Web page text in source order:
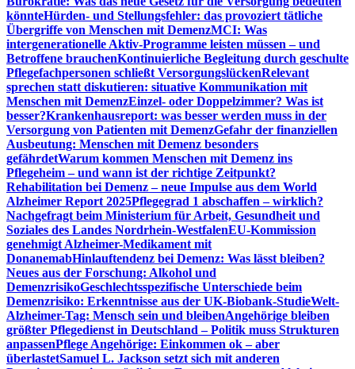
könnteHürden- und Stellungsfehler: das provoziert tätliche
Übergriffe von Menschen mit DemenzMCI: Was
intergenerationelle Aktiv-Programme leisten müssen – und
Betroffene brauchenKontinuierliche Begleitung durch geschulte
Pflegefachpersonen schließt VersorgungslückenRelevant
sprechen statt diskutieren: situative Kommunikation mit
Menschen mit DemenzEinzel- oder Doppelzimmer? Was ist
besser?Krankenhausreport: was besser werden muss in der
Versorgung von Patienten mit DemenzGefahr der finanziellen
Ausbeutung: Menschen mit Demenz besonders
gefährdetWarum kommen Menschen mit Demenz ins
Pflegeheim – und wann ist der richtige Zeitpunkt?
Rehabilitation bei Demenz – neue Impulse aus dem World
Alzheimer Report 2025Pflegegrad 1 abschaffen – wirklich?
Nachgefragt beim Ministerium für Arbeit, Gesundheit und
Soziales des Landes Nordrhein-WestfalenEU-Kommission
genehmigt Alzheimer-Medikament mit
DonanemabHinlauftendenz bei Demenz: Was lässt bleiben?
Neues aus der Forschung: Alkohol und
DemenzrisikoGeschlechtsspezifische Unterschiede beim
Demenzrisiko: Erkenntnisse aus der UK-Biobank-StudieWelt-
Alzheimer-Tag: Mensch sein und bleibenAngehörige bleiben
größter Pflegedienst in Deutschland – Politik muss Strukturen
anpassenPflege Angehörige: Einkommen ok – aber
überlastetSamuel L. Jackson setzt sich mit anderen